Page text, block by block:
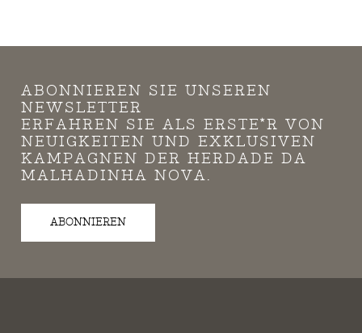
ABONNIEREN SIE UNSEREN
NEWSLETTER
ERFAHREN SIE ALS ERSTE*R VON
NEUIGKEITEN UND EXKLUSIVEN
KAMPAGNEN DER HERDADE DA
MALHADINHA NOVA.
ABONNIEREN